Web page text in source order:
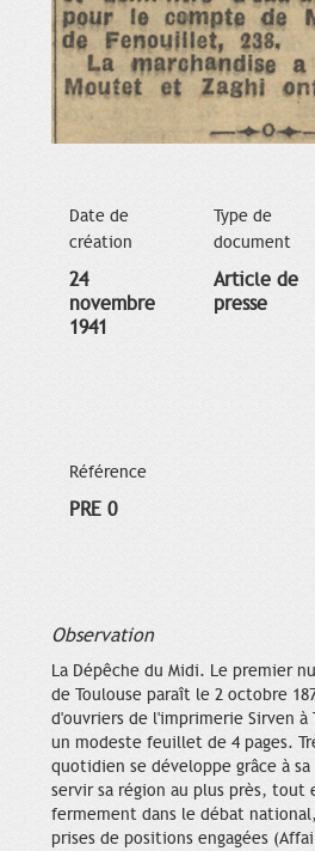
Date de
création
24
novembre
1941
Type de
document
Article de
presse
Référence
PRE 0
Observation
La Dépêche du Midi. Le premier
de Toulouse paraît le 2 octobre
d'ouvriers de l'imprimerie Sirven à
un modeste feuillet de 4 pages.
quotidien se développe grâce à
servir sa région au plus près, tout
fermement dans le débat
prises de positions engagées